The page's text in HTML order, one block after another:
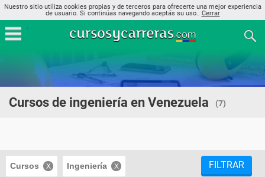
Nuestro sitio utiliza cookies propias y de terceros para ofrecerte una mejor experiencia
de usuario. Si continúas navegando aceptás su uso.. Cerrar
Cursos de ingeniería en Venezuela (7)
Cursos Ingeniería FILTRAR